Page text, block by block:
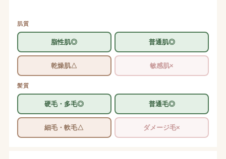
肌質
脂性肌◎ 普通肌◎
乾燥肌△ 敏感肌×
髪質
硬毛・多毛◎ 普通毛◎
細毛・軟毛△ ダメージ毛×